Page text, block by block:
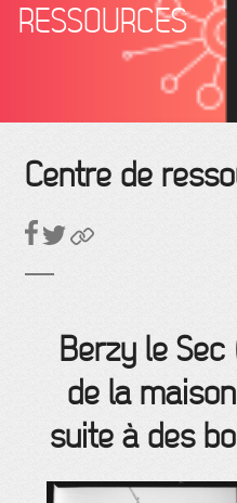
RESSOURCES
Centre de
Berzy le Sec
de la
suite à des